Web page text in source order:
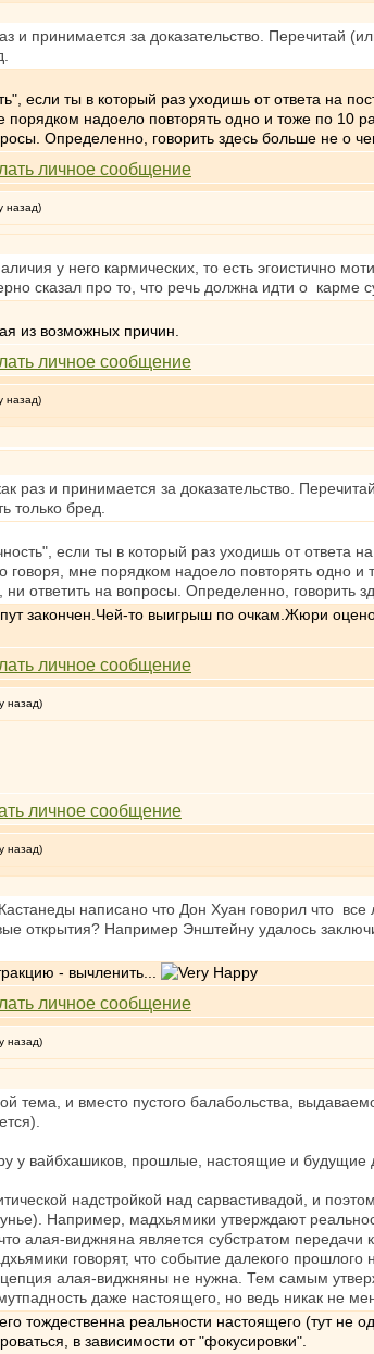
и принимается за доказательство.
если ты в который раз уходишь от ответа на
порядком надоело повторять одно и тоже по 10
Определенно, говорить здесь больше не о
назад)
у него кармических, то есть эгоистично
сказал про то, что речь должна идти о карме
из возможных причин.
назад)
раз и принимается за доказательство.
только бред.
если ты в который раз уходишь от ответа
говоря, мне порядком надоело повторять одно
ни ответить на вопросы. Определенно, говорить
закончен.Чей-то выигрыш по очкам.Жюри
назад)
назад)
написано что Дон Хуан говорил что все
открытия? Например Энштейну удалось
- вычленить...
назад)
тема, и вместо пустого балабольства,
у вайбхашиков, прошлые, настоящие и будущие
надстройкой над сарвастивадой, и
Например, мадхьямики утверждают
алая-виджняна является субстратом
говорят, что событие далекого
алая-виджняны не нужна. Тем самым
даже настоящего, но ведь никак не
тождественна реальности настоящего (тут не
в зависимости от "фокусировки".